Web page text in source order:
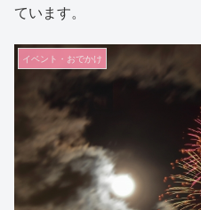
ています。
イベント・おでかけ